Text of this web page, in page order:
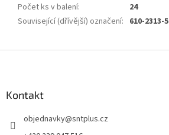
Počet ks v balení:
24
Související (dřívější) označení: 610-2313-5
Kontakt
objednavky@sntplus.cz